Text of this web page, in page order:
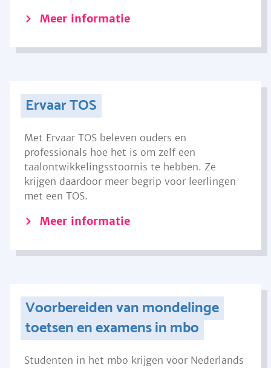
Meer informatie
Ervaar TOS
Met Ervaar TOS beleven ouders en
professionals hoe het is om zelf een
taalontwikkelingsstoornis te hebben. Ze
krijgen daardoor meer begrip voor leerlingen
met een TOS.
Meer informatie
Voorbereiden van mondelinge
toetsen en examens in mbo
Studenten in het mbo krijgen voor Nederlands